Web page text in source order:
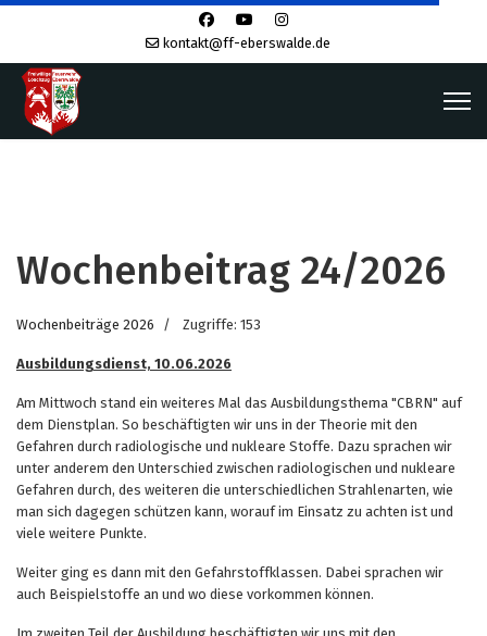
kontakt@ff-eberswalde.de
Wochenbeitrag 24/2026
Wochenbeiträge 2026 Zugriffe: 153
Ausbildungsdienst, 10.06.2026
Am Mittwoch stand ein weiteres Mal das Ausbildungsthema "CBRN" auf
dem Dienstplan. So beschäftigten wir uns in der Theorie mit den
Gefahren durch radiologische und nukleare Stoffe. Dazu sprachen wir
unter anderem den Unterschied zwischen radiologischen und nukleare
Gefahren durch, des weiteren die unterschiedlichen Strahlenarten, wie
man sich dagegen schützen kann, worauf im Einsatz zu achten ist und
viele weitere Punkte.
Weiter ging es dann mit den Gefahrstoffklassen. Dabei sprachen wir
auch Beispielstoffe an und wo diese vorkommen können.